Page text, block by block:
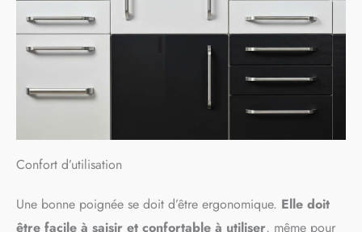
Confort d’utilisation
Une bonne poignée se doit d’être ergonomique. Elle doit
être facile à saisir et confortable à utiliser, même pour